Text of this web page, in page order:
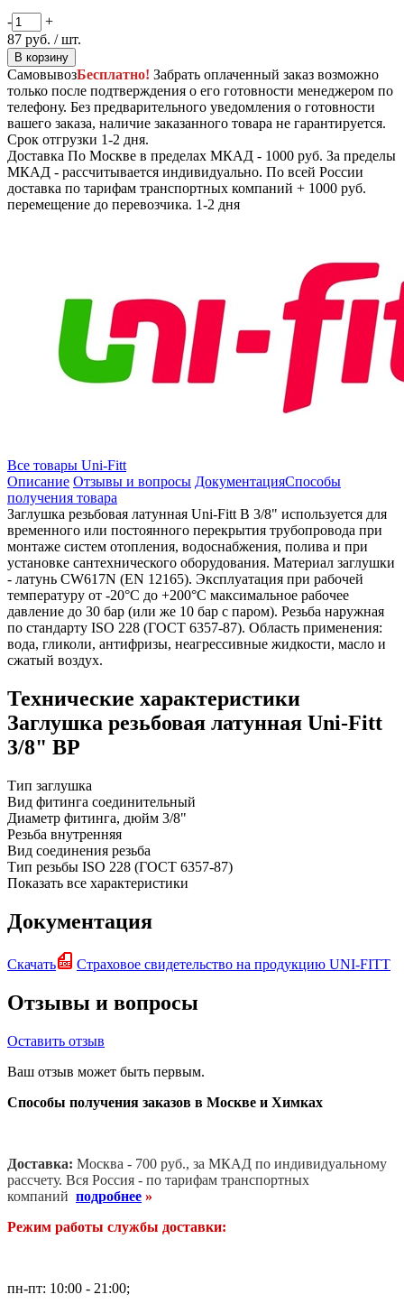
-
+
87 руб. / шт.
В корзину
СамовывозБесплатно! Забрать оплаченный заказ возможно
только после подтверждения о его готовности менеджером по
телефону. Без предварительного уведомления о готовности
вашего заказа, наличие заказанного товара не гарантируется.
Срок отгрузки 1-2 дня.
Доставка По Москве в пределах МКАД - 1000 руб. За пределы
МКАД - рассчитывается индивидуально. По всей России
доставка по тарифам транспортных компаний + 1000 руб.
перемещение до перевозчика. 1-2 дня
Все товары Uni-Fitt
Описание Отзывы и вопросы ДокументацияСпособы
получения товара
Заглушка резьбовая латунная Uni-Fitt В 3/8" используется для
временного или постоянного перекрытия трубопровода при
монтаже систем отопления, водоснабжения, полива и при
установке сантехнического оборудования. Материал заглушки
- латунь CW617N (EN 12165). Эксплуатация при рабочей
температуру от -20°C до +200°C максимальное рабочее
давление до 30 бар (или же 10 бар с паром). Резьба наружная
по стандарту ISO 228 (ГОСТ 6357-87). Область применения:
вода, гликоли, антифризы, неагрессивные жидкости, масло и
сжатый воздух.
Технические характеристики
Заглушка резьбовая латунная Uni-Fitt
3/8" ВР
Тип заглушка
Вид фитинга соединительный
Диаметр фитинга, дюйм 3/8"
Резьба внутренняя
Вид соединения резьба
Тип резьбы ISO 228 (ГОСТ 6357-87)
Показать все характеристики
Документация
Скачать Страховое свидетельство на продукцию UNI-FITT
Отзывы и вопросы
Оставить отзыв
Ваш отзыв может быть первым.
Способы получения заказов в Москве и Химках
Доставка: Москва - 700 руб., за МКАД по индивидуальному
рассчету. Вся Россия - по тарифам транспортных
компаний подробнее »
Режим работы службы доставки:
пн-пт: 10:00 - 21:00;